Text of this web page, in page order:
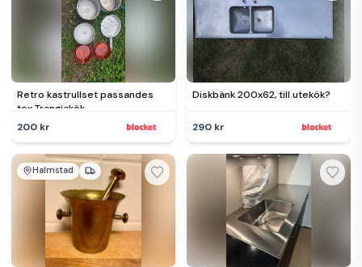
Retro kastrullset passandes
tex Trangiakök
200 kr
Diskbänk 200x62, till utekök?
290 kr
Halmstad